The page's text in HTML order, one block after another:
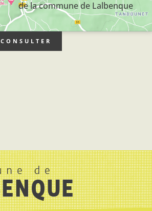
de la commune de Lalbenque
CONSULTER